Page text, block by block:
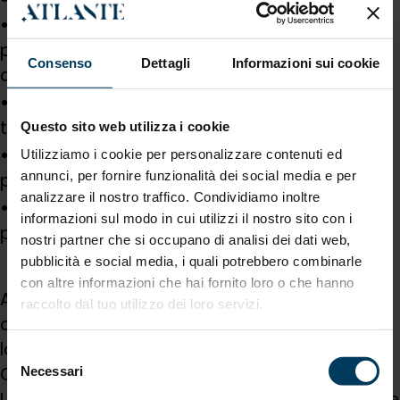
Consenso Dettagli Informazioni sui cookie
Questo sito web utilizza i cookie
Utilizziamo i cookie per personalizzare contenuti ed
annunci, per fornire funzionalità dei social media e per
analizzare il nostro traffico. Condividiamo inoltre
informazioni sul modo in cui utilizzi il nostro sito con i
nostri partner che si occupano di analisi dei dati web,
pubblicità e social media, i quali potrebbero combinarle
con altre informazioni che hai fornito loro o che hanno
raccolto dal tuo utilizzo dei loro servizi.
Selezione
delNecessari
473 milioni di euro per le imprese della
produzione agricola primaria con vincolo di
autoconsumo;
trasformazione di prodotti agricoli;
10 milioni di euro per la trasformazione di
prodotti agricoli in non agricoli;
140 milioni di euro per la produzione agricola
primaria senza vincolo di autoconsumo.
Almeno il 40% delle risorse, al netto degli oneri
di gestione, è destinato a programmi
localizzati in Abruzzo, Basilicata, Calabria,
Campania, Molise, Puglia, Sardegna e Sicilia.